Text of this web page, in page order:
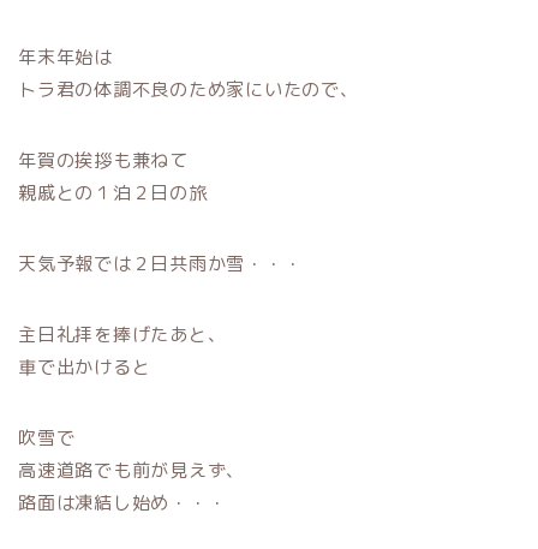
年末年始は
トラ君の体調不良のため家にいたので、
年賀の挨拶も兼ねて
親戚との１泊２日の旅
天気予報では２日共雨か雪・・・
主日礼拝を捧げたあと、
車で出かけると
吹雪で
高速道路でも前が見えず、
路面は凍結し始め・・・